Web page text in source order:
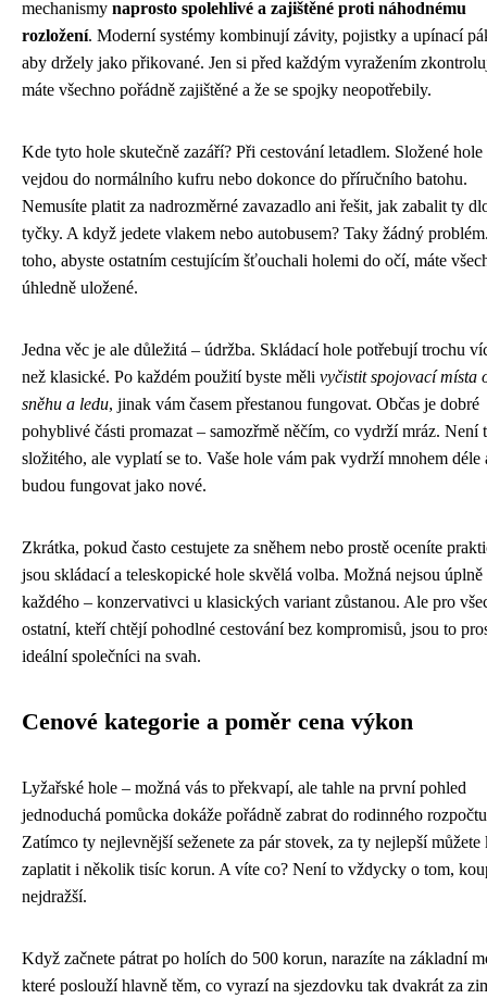
mechanismy naprosto spolehlivé a zajištěné proti náhodnému
rozložení. Moderní systémy kombinují závity, pojistky a upínací
aby držely jako přikované. Jen si před každým vyražením
máte všechno pořádně zajištěné a že se spojky neopotřebily.
Kde tyto hole skutečně zazáří? Při cestování letadlem. Složené hole
vejdou do normálního kufru nebo dokonce do příručního batohu.
Nemusíte platit za nadrozměrné zavazadlo ani řešit, jak zabalit ty
tyčky. A když jedete vlakem nebo autobusem? Taky žádný
toho, abyste ostatním cestujícím šťouchali holemi do očí, máte
úhledně uložené.
Jedna věc je ale důležitá – údržba. Skládací hole potřebují trochu
než klasické. Po každém použití byste měli vyčistit spojovací místa
sněhu a ledu, jinak vám časem přestanou fungovat. Občas je dobré
pohyblivé části promazat – samozřmě něčím, co vydrží mráz. Není
složitého, ale vyplatí se to. Vaše hole vám pak vydrží mnohem déle
budou fungovat jako nové.
Zkrátka, pokud často cestujete za sněhem nebo prostě oceníte
jsou skládací a teleskopické hole skvělá volba. Možná nejsou úplně
každého – konzervativci u klasických variant zůstanou. Ale pro
ostatní, kteří chtějí pohodlné cestování bez kompromisů, jsou to
ideální společníci na svah.
Cenové kategorie a poměr cena výkon
Lyžařské hole – možná vás to překvapí, ale tahle na první pohled
jednoduchá pomůcka dokáže pořádně zabrat do rodinného
Zatímco ty nejlevnější seženete za pár stovek, za ty nejlepší můžete
zaplatit i několik tisíc korun. A víte co? Není to vždycky o tom,
nejdražší.
Když začnete pátrat po holích do 500 korun, narazíte na základní
které poslouží hlavně těm, co vyrazí na sjezdovku tak dvakrát za